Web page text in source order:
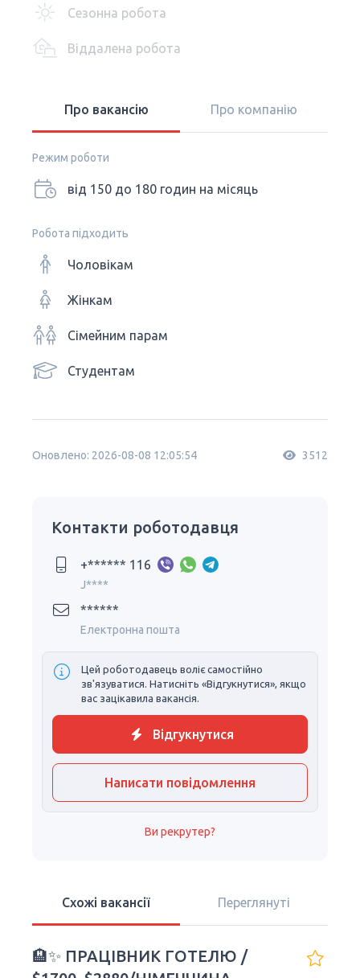
Сезонна робота
Віддалена робота
Про вакансію Про компанію
Режим роботи
від 150 до 180 годин на місяць
Робота підходить
Чоловікам
Жінкам
Сімейним парам
Студентам
Оновлено: 2026-08-08 12:05:54 3512
Контакти роботодавця
+****** 116
J****
******
Електронна пошта
Цей роботодавець воліє самостійно
зв'язуватися. Натисніть «Відгукнутися», якщо
вас зацікавила вакансія.
Відгукнутися
Написати повідомлення
Ви рекрутер?
Схожі вакансії Переглянуті
🏨✨ ПРАЦІВНИК ГОТЕЛЮ /